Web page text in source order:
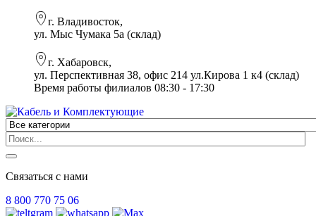
г. Владивосток,
ул. Мыс Чумака 5а (склад)
г. Хабаровск,
ул. Перспективная 38, офис 214 ул.Кирова 1 к4 (склад)
Время работы филиалов 08:30 - 17:30
Связаться с нами
8 800 770 75 06